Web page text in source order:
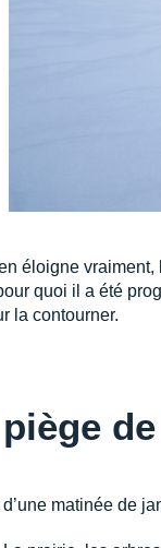
éloigne
quoi il a été
la contourner.
matinée de